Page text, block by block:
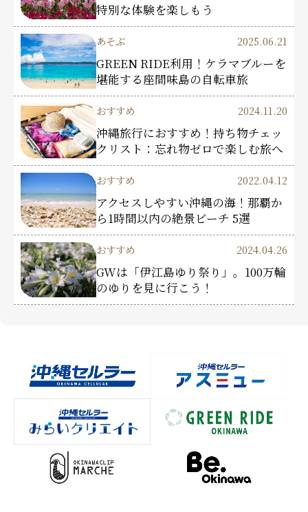
特別な体験を楽しもう
あそぶ 2025.06.21
GREEN RIDE利用！ケラマブルーを
堪能する座間味島の自転車旅
おすすめ 2024.11.20
沖縄旅行におすすめ！持ち物チェッ
クリスト：忘れ物ゼロで楽しむ旅へ
おすすめ 2022.04.12
アクセスしやすい沖縄の海！那覇か
ら1時間以内の絶景ビーチ 5選
おすすめ 2024.04.26
GWは「伊江島ゆり祭り」。100万輪
のゆりを見に行こう！